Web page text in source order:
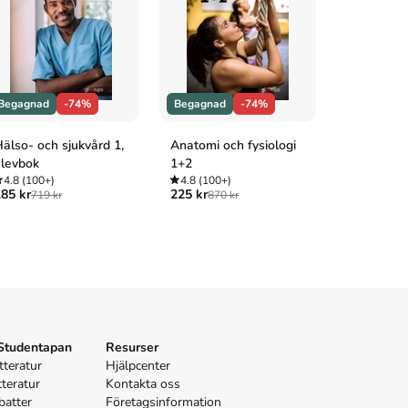
-74%
och sjukvård 1,
4.8(100+)
kr719 kr
Begagnad -74%
Anatomi och fysiologi
1+2
4.8 (100+)
225 kr870 kr
Resurser
Hjälpcenter
Kontakta oss
Företagsinformation